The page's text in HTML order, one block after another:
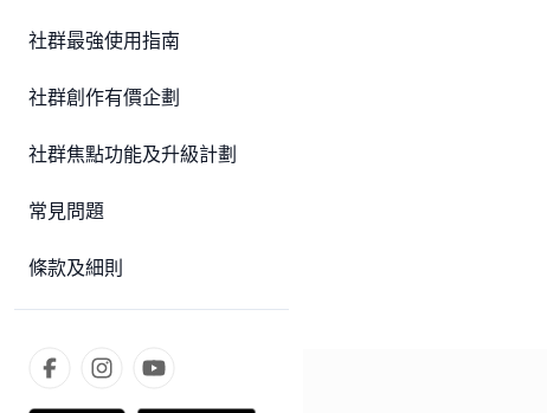
社群最強使用指南
社群創作有價企劃
社群焦點功能及升級計劃
常見問題
條款及細則